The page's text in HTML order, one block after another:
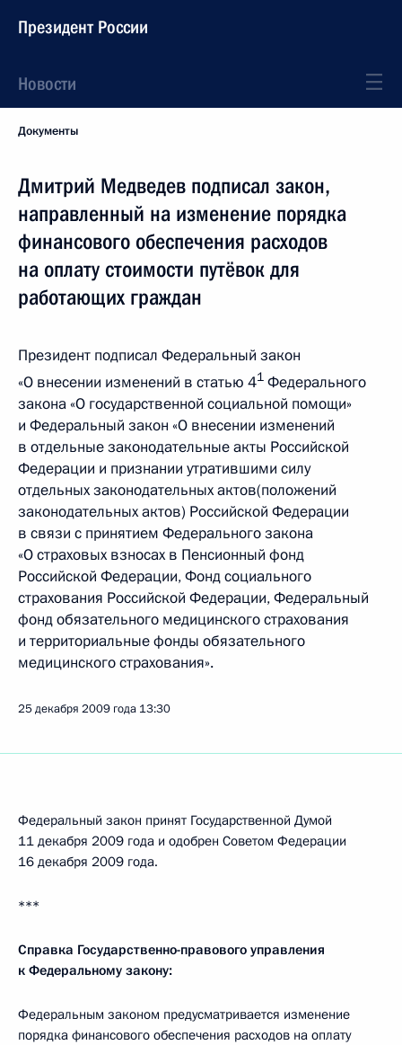
Президент России
Новости
Документы
Дмитрий Медведев подписал закон,
направленный на изменение порядка
финансового обеспечения расходов
на оплату стоимости путёвок для
работающих граждан
Президент подписал Федеральный закон
«О внесении изменений в статью 41 Федерального
закона «О государственной социальной помощи»
и Федеральный закон «О внесении изменений
в отдельные законодательные акты Российской
Федерации и признании утратившими силу
отдельных законодательных актов(положений
законодательных актов) Российской Федерации
в связи с принятием Федерального закона
«О страховых взносах в Пенсионный фонд
Российской Федерации, Фонд социального
страхования Российской Федерации, Федеральный
фонд обязательного медицинского страхования
и территориальные фонды обязательного
медицинского страхования».
25 декабря 2009 года 13:30
Федеральный закон принят Государственной Думой
11 декабря 2009 года и одобрен Советом Федерации
16 декабря 2009 года.
***
Справка Государственно-правового управления
к Федеральному закону:
Федеральным законом предусматривается изменение
порядка финансового обеспечения расходов на оплату